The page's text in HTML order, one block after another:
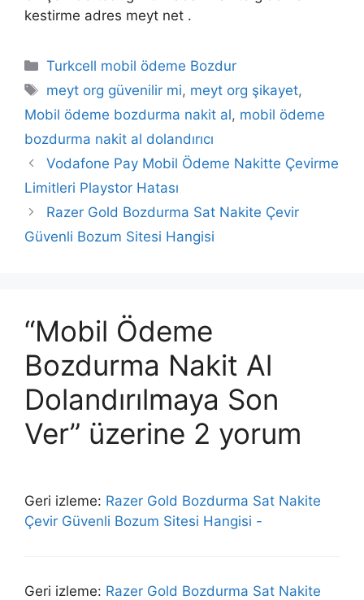
kestirme adres meyt net .
Kategoriler
Turkcell mobil ödeme Bozdur
Etiketler
meyt org güvenilir mi, meyt org şikayet,
Mobil ödeme bozdurma nakit al, mobil ödeme
bozdurma nakit al dolandırıcı
Vodafone Pay Mobil Ödeme Nakitte Çevirme
Limitleri Playstor Hatası
Razer Gold Bozdurma Sat Nakite Çevir
Güvenli Bozum Sitesi Hangisi
“Mobil Ödeme
Bozdurma Nakit Al
Dolandırılmaya Son
Ver” üzerine 2 yorum
Geri izleme: Razer Gold Bozdurma Sat Nakite
Çevir Güvenli Bozum Sitesi Hangisi -
Geri izleme: Razer Gold Bozdurma Sat Nakite